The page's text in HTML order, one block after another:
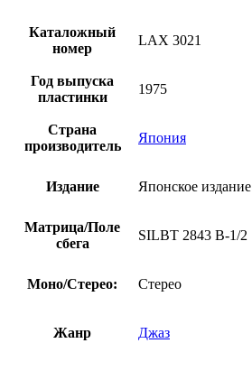
1975,Каталожный
номер
LAX 3021
Год выпуска
пластинки
1975
Страна
производитель
Япония
Издание Японское издание
Матрица/Поле
сбега
SILBT 2843 B-1/2
Моно/Стерео: Стерео
Жанр Джаз